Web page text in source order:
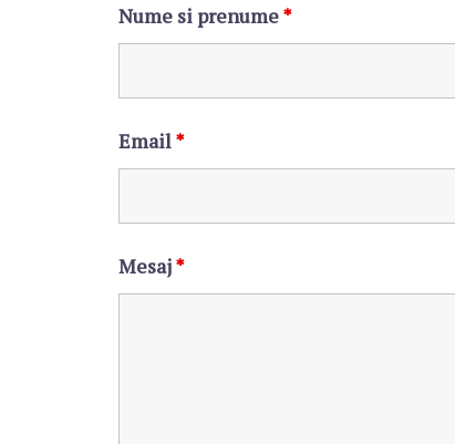
Nume si prenume*
Email*
Mesaj*